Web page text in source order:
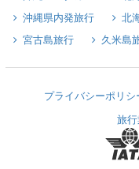
沖縄県内発旅行
北
宮古島旅行
久米島
プライバシーポリシ
旅